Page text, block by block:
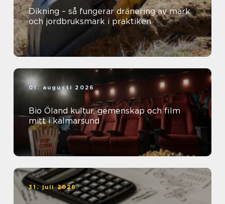
Dikning – så fungerar dränering av mark
och jordbruksmark i praktiken
01. augusti 2026
Bio Öland kultur, gemenskap och film
mitt i kalmarsund
31. juli 2026